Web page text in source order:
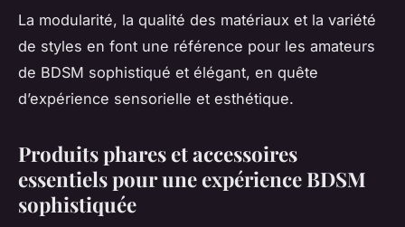
La modularité, la qualité des matériaux et la variété
de styles en font une référence pour les amateurs
de BDSM sophistiqué et élégant, en quête
d’expérience sensorielle et esthétique.
Produits phares et accessoires
essentiels pour une expérience BDSM
sophistiquée